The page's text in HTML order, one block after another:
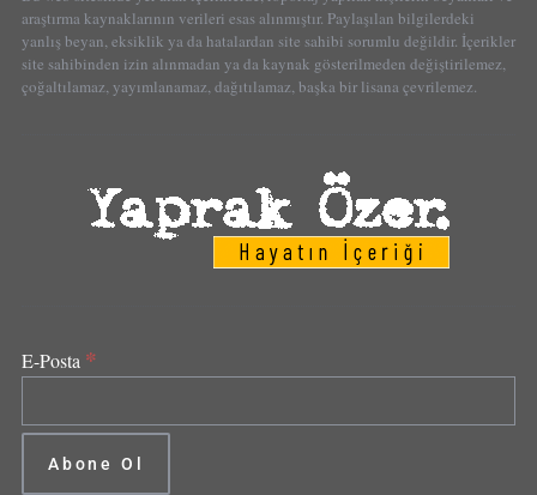
araştırma kaynaklarının verileri esas alınmıştır. Paylaşılan bilgilerdeki
yanlış beyan, eksiklik ya da hatalardan site sahibi sorumlu değildir. İçerikler
site sahibinden izin alınmadan ya da kaynak gösterilmeden değiştirilemez,
çoğaltılamaz, yayımlanamaz, dağıtılamaz, başka bir lisana çevrilemez.
E-Posta *